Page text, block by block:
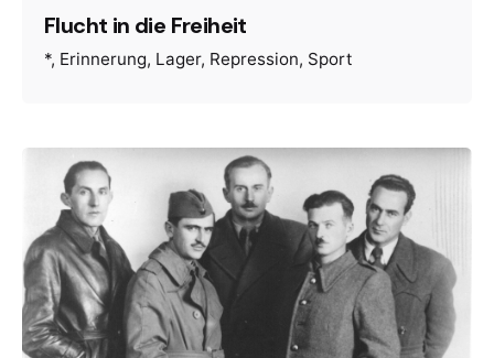
Flucht in die Freiheit
* Erinnerung Lager Repression Sport